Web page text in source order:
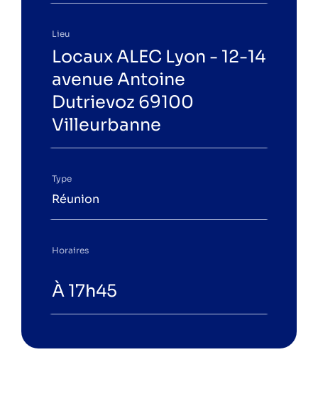
Lieu
Locaux ALEC Lyon - 12-14
avenue Antoine
Dutrievoz 69100
Villeurbanne
Type
Réunion
Horaires
À 17h45